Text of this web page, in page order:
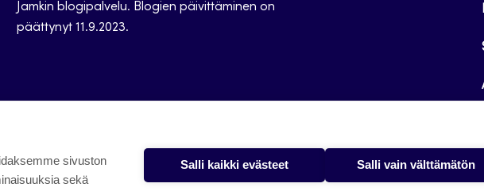
Jamkin blogipalvelu. Blogien päivittäminen on
päättynyt 11.9.2023.
sivuston
sekä
Salli kaikki evästeet Salli vain välttämätön